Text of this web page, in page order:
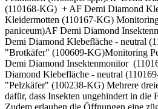
(110168-KG) + AF Demi Diamond
Kleidermotten (110167-KG)
paniceum)AF Demi Diamond
Demi Diamond Klebefläche - neutral
"Brotkäfer" (100609-KG)Monitoring
Demi Diamond Insektenmonitor
Diamond Klebefläche - neutral
"Pelzkäfer" (100238-KG) Mehrere
dafür, dass Insekten ungehindert in die
Zudem erlauben die Öffnungen eine